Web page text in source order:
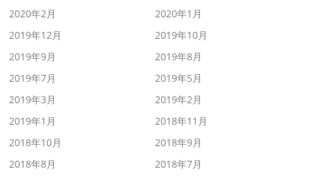
2020年2月
2020年1月
2019年12月
2019年10月
2019年9月
2019年8月
2019年7月
2019年5月
2019年3月
2019年2月
2019年1月
2018年11月
2018年10月
2018年9月
2018年8月
2018年7月